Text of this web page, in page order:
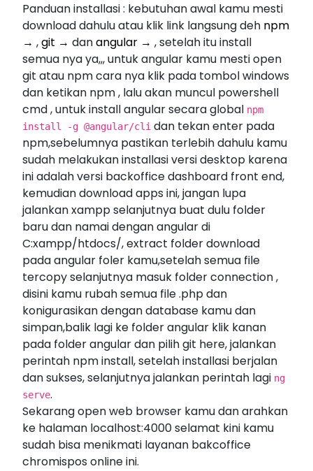
Panduan installasi : kebutuhan awal kamu mesti
download dahulu atau klik link langsung deh npm
→ ,git → danangular → , setelah itu install
semua nya ya,,, untuk angular kamu mesti open
git atau npm cara nya klik pada tombol windows
dan ketikan npm , lalu akan muncul powershell
cmd , untuk install angular secara global npm
install -g @angular/cli dan tekan enter pada
npm,sebelumnya pastikan terlebih dahulu kamu
sudah melakukan installasi versi desktop karena
ini adalah versi backoffice dashboard front end,
kemudian download apps ini, jangan lupa
jalankan xampp selanjutnya buat dulu folder
baru dan namai dengan angular di
C:xampp/htdocs/, extract folder download
pada angular foler kamu,setelah semua file
tercopy selanjutnya masuk folder connection ,
disini kamu rubah semua file .php dan
konigurasikan dengan database kamu dan
simpan,balik lagi ke folder angular klik kanan
pada folder angular dan pilih git here, jalankan
perintah npm install, setelah installasi berjalan
dan sukses, selanjutnya jalankan perintah lagi ng
serve.
Sekarang open web browser kamu dan arahkan
ke halaman localhost:4000 selamat kini kamu
sudah bisa menikmati layanan bakcoffice
chromispos online ini.